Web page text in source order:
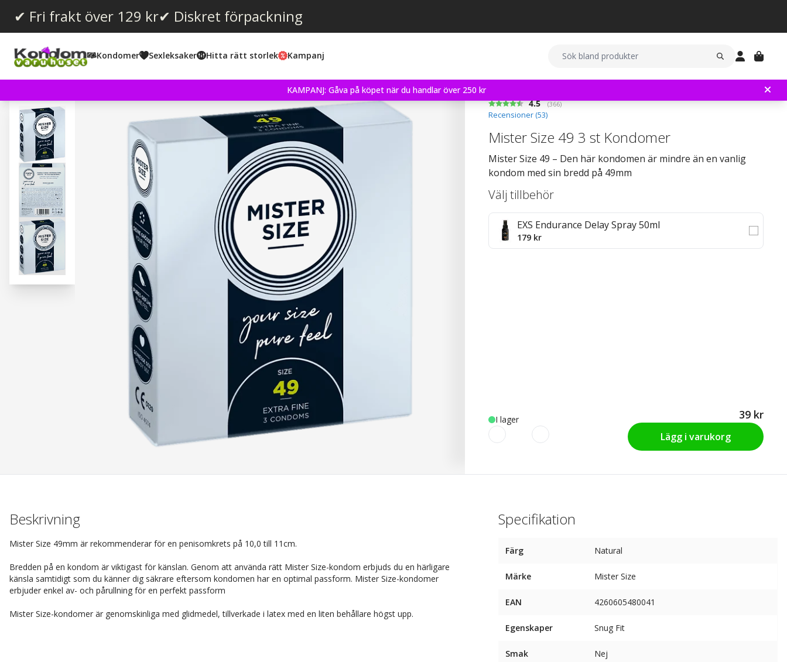
✔ Fri frakt över 129 kr✔ Diskret förpackning
Kondomer Sexleksaker Hitta rätt storlek Kampanj
KAMPANJ: Gåva på köpet när du handlar över 250 kr
Snittbetyg:
4.5 (röster:
366)
Recensioner (53)
Mister Size 49 3 st Kondomer
Mister Size 49 – Den här kondomen är mindre än en vanlig
kondom med sin bredd på 49mm
Välj tillbehör
EXS Endurance Delay Spray 50ml
179 kr
I lager 39 kr
Lägg i varukorg
Beskrivning
Mister Size 49mm är rekommenderar för en penisomkrets på 10,0 till 11cm.
Bredden på en kondom är viktigast för känslan. Genom att använda rätt Mister Size-kondom erbjuds du en härligare
känsla samtidigt som du känner dig säkrare eftersom kondomen har en optimal passform. Mister Size-kondomer
erbjuder enkel av- och pårullning för en perfekt passform
Mister Size-kondomer är genomskinliga med glidmedel, tillverkade i latex med en liten behållare högst upp.
Specifikation
Färg Natural
Märke Mister Size
EAN 4260605480041
Egenskaper Snug Fit
Smak Nej